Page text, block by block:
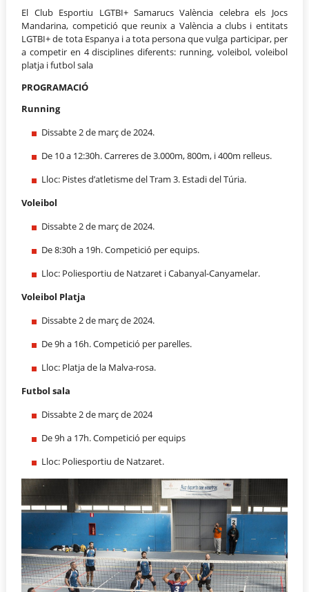
El Club Esportiu LGTBI+ Samarucs València celebra els Jocs
Mandarina, competició que reunix a València a clubs i entitats
LGTBI+ de tota Espanya i a tota persona que vulga participar, per
a competir en 4 disciplines diferents: running, voleibol, voleibol
platja i futbol sala
PROGRAMACIÓ
Running
Dissabte 2 de març de 2024.
De 10 a 12:30h. Carreres de 3.000m, 800m, i 400m relleus.
Lloc: Pistes d’atletisme del Tram 3. Estadi del Túria.
Voleibol
Dissabte 2 de març de 2024.
De 8:30h a 19h. Competició per equips.
Lloc: Poliesportiu de Natzaret i Cabanyal-Canyamelar.
Voleibol Platja
Dissabte 2 de març de 2024.
De 9h a 16h. Competició per parelles.
Lloc: Platja de la Malva-rosa.
Futbol sala
Dissabte 2 de març de 2024
De 9h a 17h. Competició per equips
Lloc: Poliesportiu de Natzaret.